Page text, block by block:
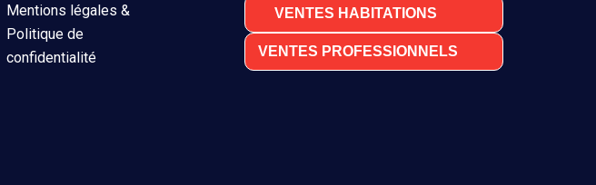
Mentions légales &
Politique de
confidentialité
VENTES HABITATIONS
VENTES PROFESSIONNELS